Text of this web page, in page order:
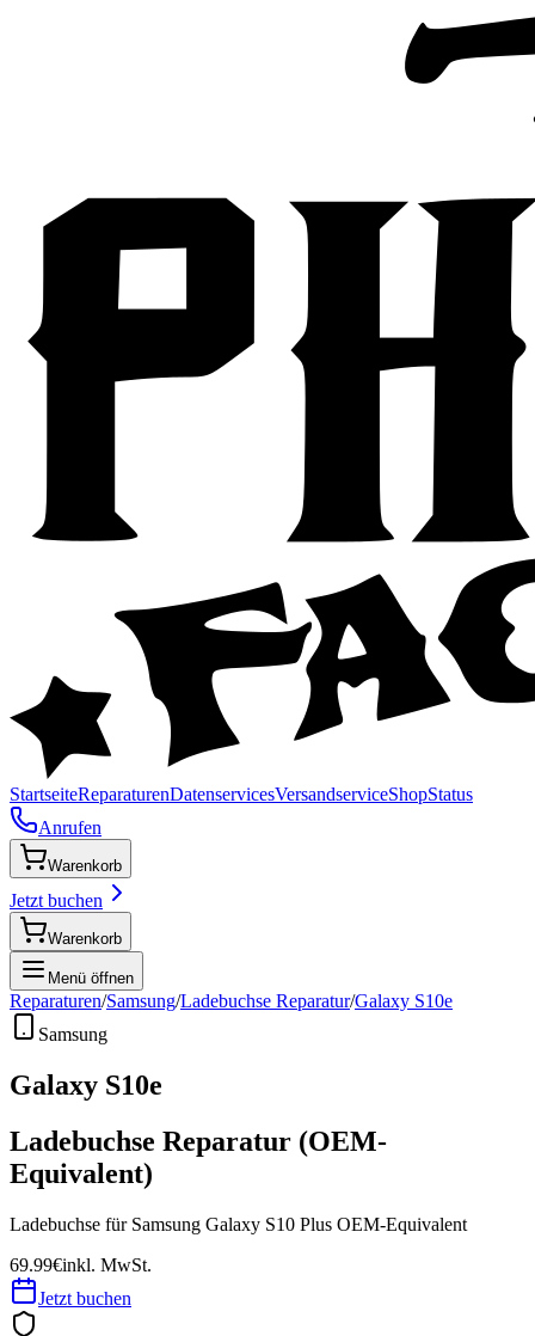
StartseiteReparaturenDatenservicesVersandserviceShopStatus
Anrufen
Warenkorb
Jetzt buchen
Warenkorb
Menü öffnen
Reparaturen/Samsung/Ladebuchse Reparatur/Galaxy S10e
Samsung
Galaxy S10e
Ladebuchse Reparatur (OEM-
Equivalent)
Ladebuchse für Samsung Galaxy S10 Plus OEM-Equivalent
69.99€inkl. MwSt.
Jetzt buchen